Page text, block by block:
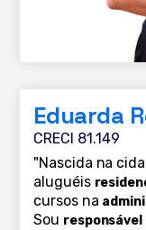
Eduarda
CRECI 81.149
"Nascida na
aluguéis
cursos na
Sou responsável